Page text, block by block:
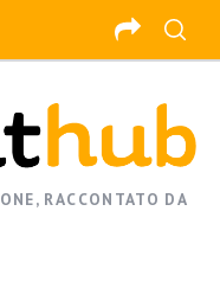
RACCONTATO DA